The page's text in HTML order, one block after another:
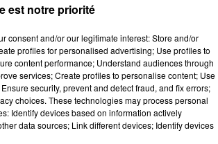
est notre priorité
consent and/or our legitimate interest: Store and/or
profiles for personalised advertising; Use profiles to
content performance; Understand audiences through
services; Create profiles to personalise content; Use
security, prevent and detect fraud, and fix errors;
choices. These technologies may process personal
Identify devices based on information actively
data sources; Link different devices; Identify devices